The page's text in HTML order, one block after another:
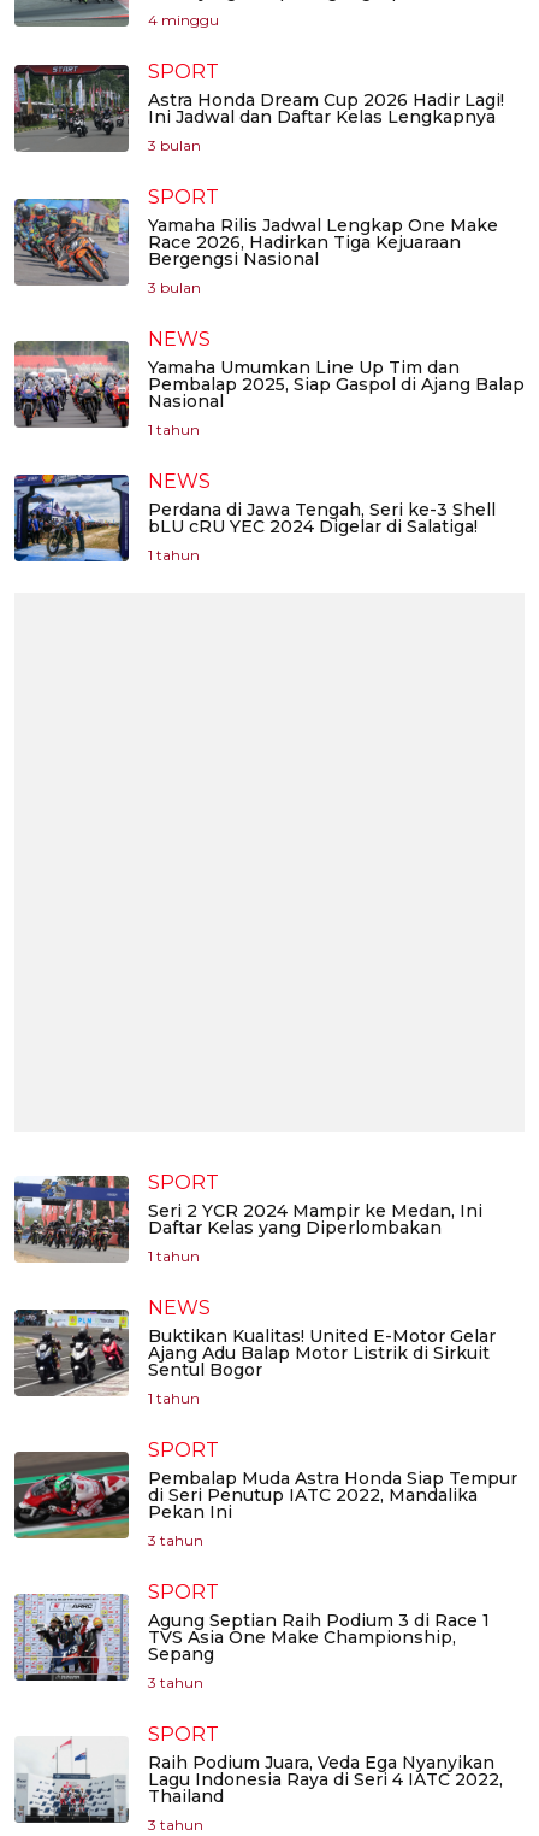
4 minggu
SPORT
Astra Honda Dream Cup 2026 Hadir Lagi!
Ini Jadwal dan Daftar Kelas Lengkapnya
3 bulan
SPORT
Yamaha Rilis Jadwal Lengkap One Make
Race 2026, Hadirkan Tiga Kejuaraan
Bergengsi Nasional
3 bulan
NEWS
Yamaha Umumkan Line Up Tim dan
Pembalap 2025, Siap Gaspol di Ajang Balap
Nasional
1 tahun
NEWS
Perdana di Jawa Tengah, Seri ke-3 Shell
bLU cRU YEC 2024 Digelar di Salatiga!
1 tahun
SPORT
Seri 2 YCR 2024 Mampir ke Medan, Ini
Daftar Kelas yang Diperlombakan
1 tahun
NEWS
Buktikan Kualitas! United E-Motor Gelar
Ajang Adu Balap Motor Listrik di Sirkuit
Sentul Bogor
1 tahun
SPORT
Pembalap Muda Astra Honda Siap Tempur
di Seri Penutup IATC 2022, Mandalika
Pekan Ini
3 tahun
SPORT
Agung Septian Raih Podium 3 di Race 1
TVS Asia One Make Championship,
Sepang
3 tahun
SPORT
Raih Podium Juara, Veda Ega Nyanyikan
Lagu Indonesia Raya di Seri 4 IATC 2022,
Thailand
3 tahun